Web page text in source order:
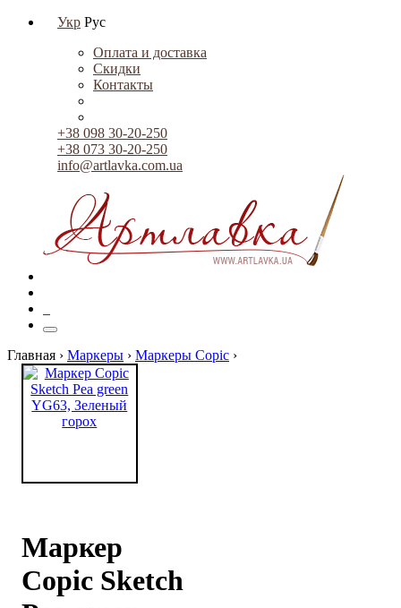
Укр Рус
Оплата и доставка
Скидки
Контакты
+38 098 30-20-250
+38 073 30-20-250
info@artlavka.com.ua
Главная › Маркеры › Маркеры Copic ›
Маркер
Copic Sketch